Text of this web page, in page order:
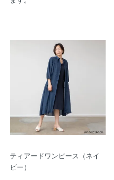
ティアードワンピース（ネイ
ビー）